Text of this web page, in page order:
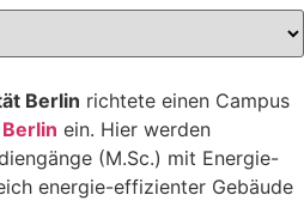
Berlin richtete einen Campus
ein. Hier werden
(M.Sc.) mit Energie-
energie-effizienter Gebäude